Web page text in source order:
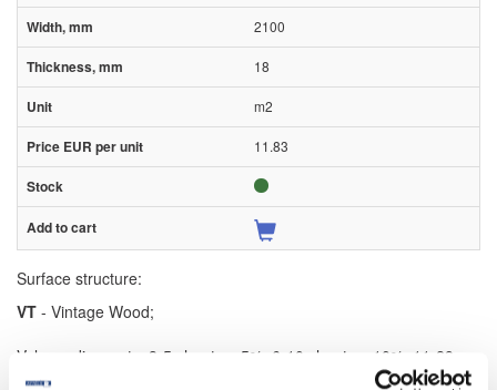
2100
18
m2
11.83
Surface structure:
VT - Vintage Wood;
Volume discounts: 3-5 sheets – 5%, 6-10 sheets – 10%, 11-29
sheets – 15%, 30 and more sheets – 20%.